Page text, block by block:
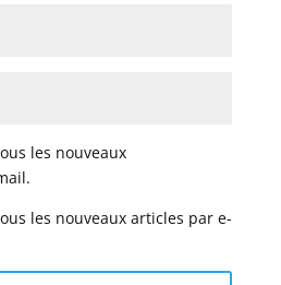
les nouveaux
les nouveaux articles par e-